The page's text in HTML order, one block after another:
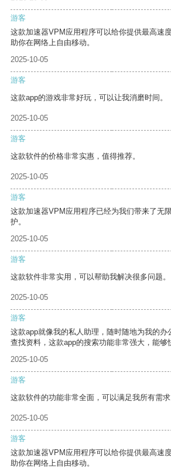
游客
这款加速器VPM应用程序可以给你提供最高速
助你在网络上自由移动。
2025-10-05
游客
这款app的游戏非常好玩，可以让我消磨时间。
2025-10-05
游客
这款软件的价格非常实惠，值得推荐。
2025-10-05
游客
这款加速器VPM应用程序已经为我们带来了无
护。
2025-10-05
游客
这款软件非常实用，可以帮助我解决很多问题。
2025-10-05
游客
这款app就像我的私人助理，随时随地为我的办
查找资料，这款app的搜索功能非常强大，能够
2025-10-05
游客
这款软件的功能非常全面，可以满足我所有需求
2025-10-05
游客
这款加速器VPM应用程序可以给你提供最高速
助你在网络上自由移动。